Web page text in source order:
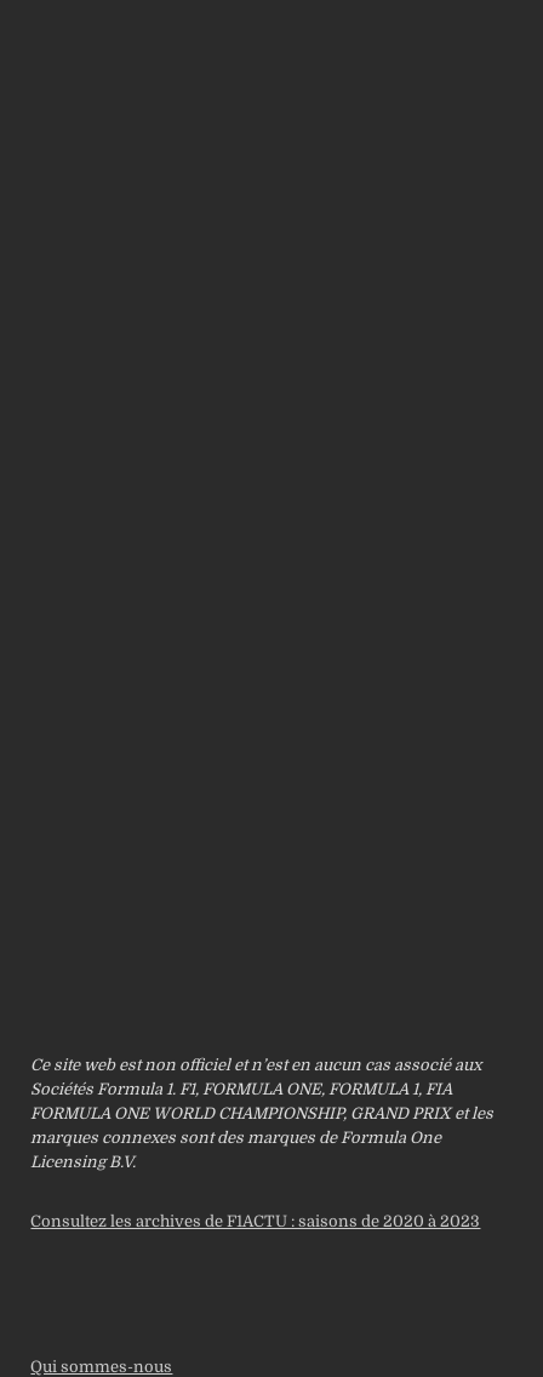
Ce site web est non officiel et n’est en aucun cas associé aux
Sociétés Formula 1. F1, FORMULA ONE, FORMULA 1, FIA
FORMULA ONE WORLD CHAMPIONSHIP, GRAND PRIX et les
marques connexes sont des marques de Formula One
Licensing B.V.
Consultez les archives de F1ACTU : saisons de 2020 à 2023
Qui sommes-nous